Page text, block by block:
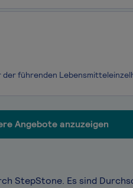
Angebote anzuzeigen
StepStone. Es sind